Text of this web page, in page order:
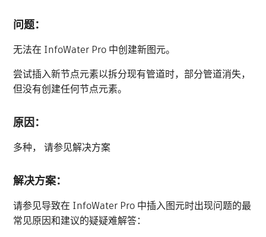
问题：
无法在 InfoWater Pro 中创建新图元。
尝试插入新节点元素以拆分现有管道时，部分管道消失，
但没有创建任何节点元素。
原因：
多种， 请参见解决方案
解决方案：
请参见导致在 InfoWater Pro 中插入图元时出现问题的最
常见原因和建议的疑疑难解答：